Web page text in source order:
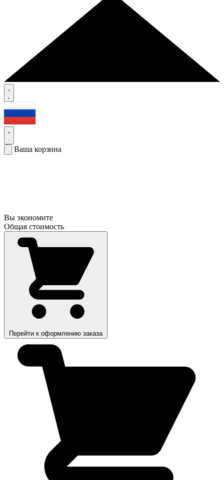
Ваша корзина
Вы экономите
Общая стоимость
Перейти к оформлению заказа